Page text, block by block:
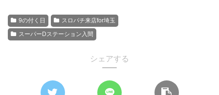
9の付く日
スロパチ来店for埼玉
スーパーDステーション入間
シェアする